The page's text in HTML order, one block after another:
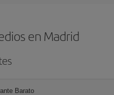
en Madrid
Barato